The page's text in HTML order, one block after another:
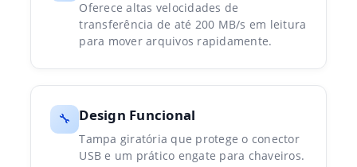
Oferece altas velocidades de
transferência de até 200 MB/s em leitura
para mover arquivos rapidamente.
🔧 Design Funcional
Tampa giratória que protege o conector
USB e um prático engate para chaveiros.